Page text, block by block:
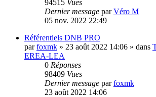
94515 Vues
Dernier message parVéro M
05 nov. 2022 22:49
Référentiels DNB PRO
parfoxmk » 23 août 2022 14:06 » dans
EREA-LEA
0 Réponses
98409 Vues
Dernier message parfoxmk
23 août 2022 14:06